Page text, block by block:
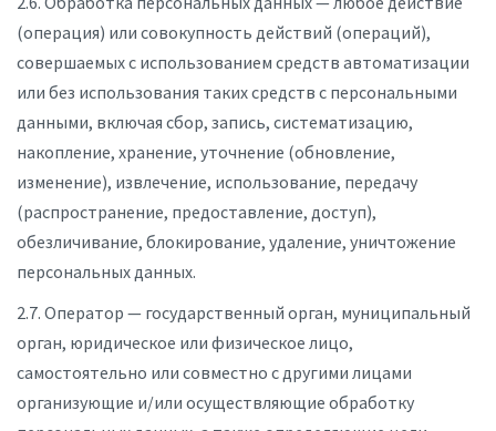
(операция) или совокупность действий (операций),
совершаемых с использованием средств автоматизации
или без использования таких средств с персональными
данными, включая сбор, запись, систематизацию,
накопление, хранение, уточнение (обновление,
изменение), извлечение, использование, передачу
(распространение, предоставление, доступ),
обезличивание, блокирование, удаление, уничтожение
персональных данных.
2.7. Оператор — государственный орган, муниципальный
орган, юридическое или физическое лицо,
самостоятельно или совместно с другими лицами
организующие и/или осуществляющие обработку